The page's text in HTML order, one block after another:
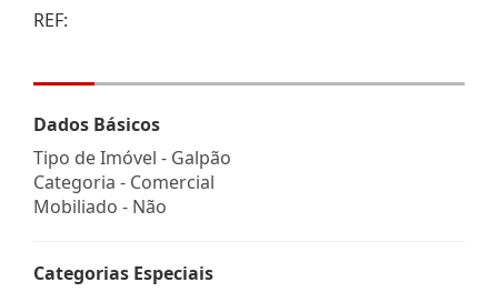
REF:
Dados Básicos
Tipo de Imóvel - Galpão
Categoria - Comercial
Mobiliado - Não
Categorias Especiais